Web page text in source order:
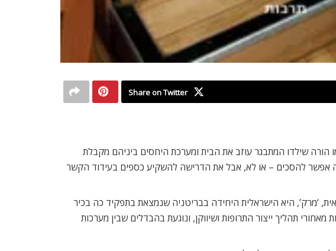
Share on Twitter
שילדו המתבגר עוזב את הבית ומערכת היחסים ביניהם מקבלת
אפשר להסכים – או לא, אבל את הדרישה להשקיע כספים בעידוד הקשר
‘מרק’, היא הישראלית היחידה בבריטניה שנמצאת בתפקיד כה בכיר
תהליך ייצור התרופות ושיווקן, ונוגעת בהבדלים שבין מערכות